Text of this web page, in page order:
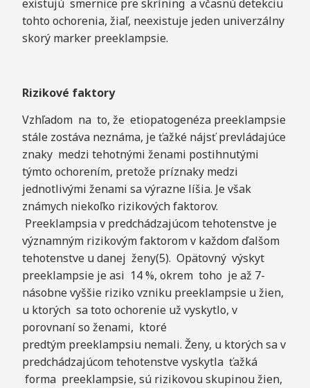
existujú smernice pre skríning a včasnú detekciu
tohto ochorenia, žiaľ, neexistuje jeden univerzálny
skorý marker preeklampsie.
Rizikové faktory
Vzhľadom na to, že etiopatogenéza preeklampsie
stále zostáva neznáma, je ťažké nájsť prevládajúce
znaky medzi tehotnými ženami postihnutými
týmto ochorením, pretože príznaky medzi
jednotlivými ženami sa výrazne líšia. Je však
známych niekoľko rizikových faktorov.
Preeklampsia v predchádzajúcom tehotenstve je
významným rizikovým faktorom v každom ďalšom
tehotenstve u danej ženy(5). Opätovný výskyt
preeklampsie je asi 14 %, okrem toho je až 7-
násobne vyššie riziko vzniku preeklampsie u žien,
u ktorých sa toto ochorenie už vyskytlo, v
porovnaní so ženami, ktoré
predtým preeklampsiu nemali. Ženy, u ktorých sa v
predchádzajúcom tehotenstve vyskytla ťažká
forma preeklampsie, sú rizikovou skupinou žien,